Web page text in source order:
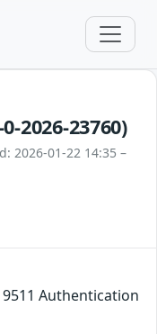
0-2026-23760)
2026-01-22 14:35 –
Authentication